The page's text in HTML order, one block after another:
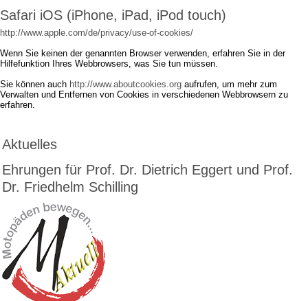
Safari iOS (iPhone, iPad, iPod touch)
http://www.apple.com/de/privacy/use-of-cookies/
Wenn Sie keinen der genannten Browser verwenden, erfahren Sie in der
Hilfefunktion Ihres Webbrowsers, was Sie tun müssen.
Sie können auch http://www.aboutcookies.org aufrufen, um mehr zum
Verwalten und Entfernen von Cookies in verschiedenen Webbrowsern zu
erfahren.
Aktuelles
Ehrungen für Prof. Dr. Dietrich Eggert und Prof.
Dr. Friedhelm Schilling